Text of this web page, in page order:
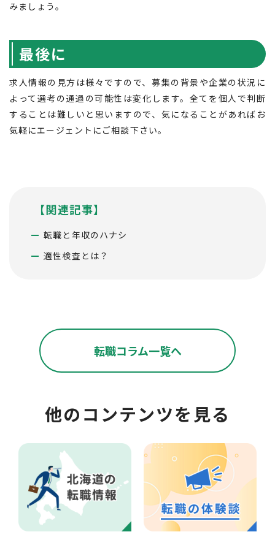
みましょう。
最後に
求人情報の見方は様々ですので、募集の背景や企業の状況に
よって選考の通過の可能性は変化します。全てを個人で判断
することは難しいと思いますので、気になることがあればお
気軽にエージェントにご相談下さい。
【関連記事】
転職と年収のハナシ
適性検査とは？
転職コラム一覧へ
他のコンテンツを見る